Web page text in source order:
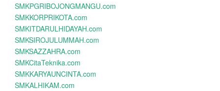
SMKPGRIBOJONGMANGU.com
SMKKORPRIKOTA.com
SMKITDARULHIDAYAH.com
SMKSIROJULUMMAH.com
SMKSAZZAHRA.com
SMKCitaTeknika.com
SMKKARYAUNCINTA.com
SMKALHIKAM.com